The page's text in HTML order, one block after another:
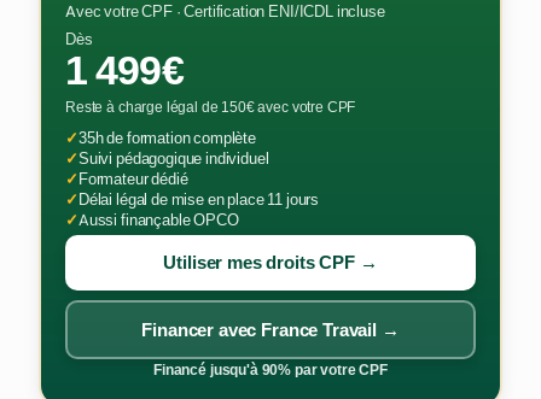
Avec votre CPF · Certification ENI/ICDL incluse
Dès
1 499€
Reste à charge légal de 150€ avec votre CPF
✓35h de formation complète
✓Suivi pédagogique individuel
✓Formateur dédié
✓Délai légal de mise en place 11 jours
✓Aussi finançable OPCO
Utiliser mes droits CPF →
Financer avec France Travail →
Financé jusqu'à 90% par votre CPF